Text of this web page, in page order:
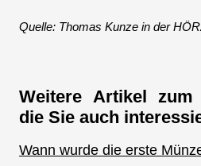
Quelle: Thomas Kunze in der
Weitere Artikel zum
die Sie auch
Wann wurde die erste